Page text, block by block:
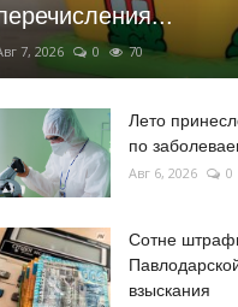
7, 2026 0 70
Лето
по
Авг 6, 2026 0
Сотне
взыскания